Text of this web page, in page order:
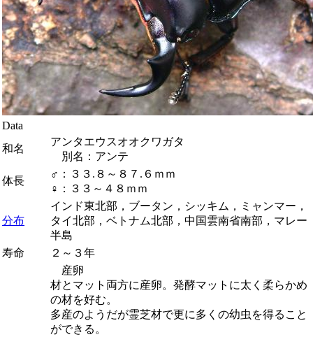
Data
和名
アンタエウスオオクワガタ
別名：アンテ
体長
♂：３３.８～８７.６ｍｍ
♀：３３～４８ｍｍ
分布
インド東北部，ブータン，シッキム，ミャンマー，
タイ北部，ベトナム北部，中国雲南省南部，マレー
半島
寿命
２～３年
産卵
材とマット両方に産卵。発酵マットに太く柔らかめ
の材を好む。
多産のようだが霊芝材で更に多くの幼虫を得ること
ができる。